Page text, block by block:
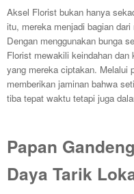
Aksel Florist bukan hanya
itu, mereka menjadi bagian
Dengan menggunakan bunga
Florist mewakili keindahan dan
yang mereka ciptakan. Melalui
memberikan jaminan bahwa
tiba tepat waktu tetapi juga
Papan
Daya Tarik